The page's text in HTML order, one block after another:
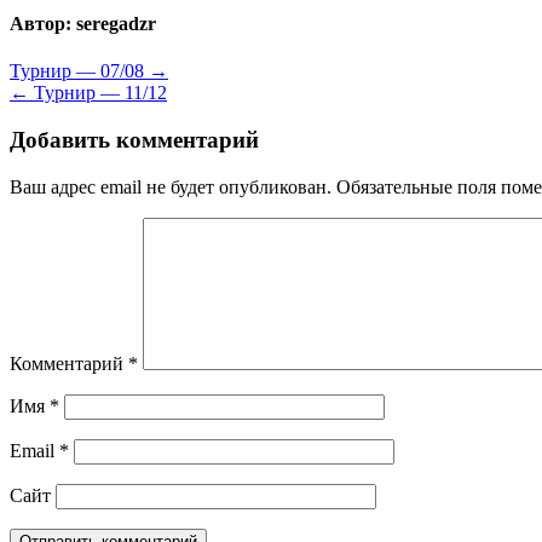
Автор: seregadzr
Навигация
по
записям
Турнир — 07/08 →
← Турнир — 11/12
Добавить комментарий
Ваш адрес email не будет опубликован. Обязательные поля
Комментарий *
Имя *
Email *
Сайт